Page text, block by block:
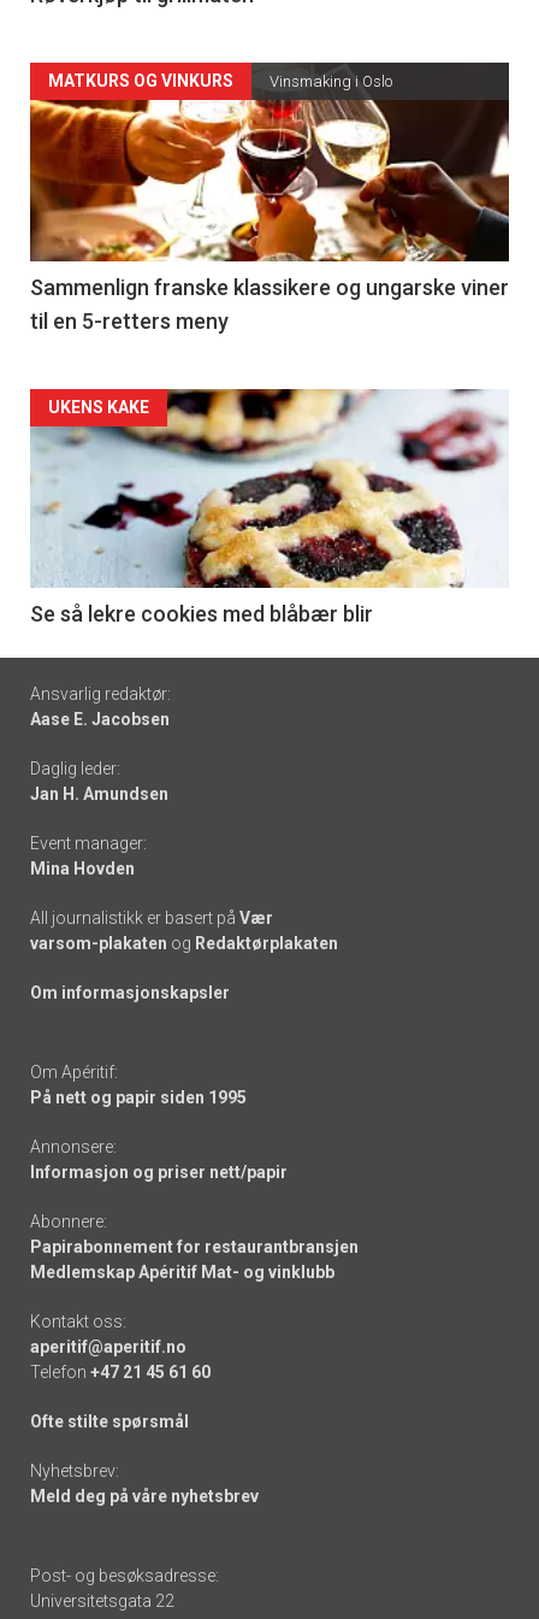
Forsiden
akkurat
nå
-
5
MATKURS OG VINKURS Vinsmaking i Oslo
Sammenlign franske klassikere og ungarske viner
til en 5-retters meny
Forsiden
akkurat
nå
6
UKENS KAKE
Se så lekre cookies med blåbær blir
Footer
-
links
Ansvarlig redaktør:
Aase E. Jacobsen
Daglig leder:
Jan H. Amundsen
Event manager:
Mina Hovden
All journalistikk er basert på Vær
varsom-plakaten og Redaktørplakaten
Om informasjonskapsler
Om Apéritif:
På nett og papir siden 1995
Annonsere:
Informasjon og priser nett/papir
Abonnere:
Papirabonnement for restaurantbransjen
Medlemskap Apéritif Mat- og vinklubb
Kontakt oss:
aperitif@aperitif.no
Telefon +47 21 45 61 60
Ofte stilte spørsmål
Nyhetsbrev:
Meld deg på våre nyhetsbrev
Post- og besøksadresse:
Universitetsgata 22